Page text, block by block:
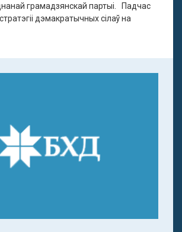
грамадзянскай партыі. Падчас
дэмакратычных сілаў на